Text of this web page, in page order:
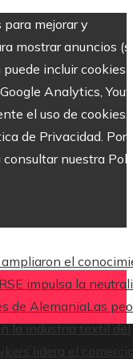
mejorar y
mostrar anuncios
incluir cookies
Analytics,
el uso de cookies.
de Privacidad. Por
nuestra
el
impulsa la
de AlemaniaLas
la industria textil del
lidera el